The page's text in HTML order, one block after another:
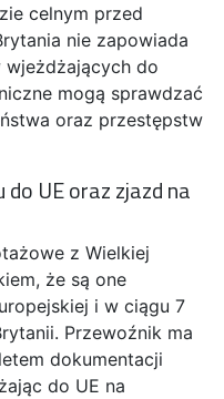
celnym przed
nie zapowiada
do
mogą sprawdzać
oraz przestępstw
UE oraz zjazd na
z Wielkiej
że są one
i w ciągu 7
Przewoźnik ma
dokumentacji
do UE na